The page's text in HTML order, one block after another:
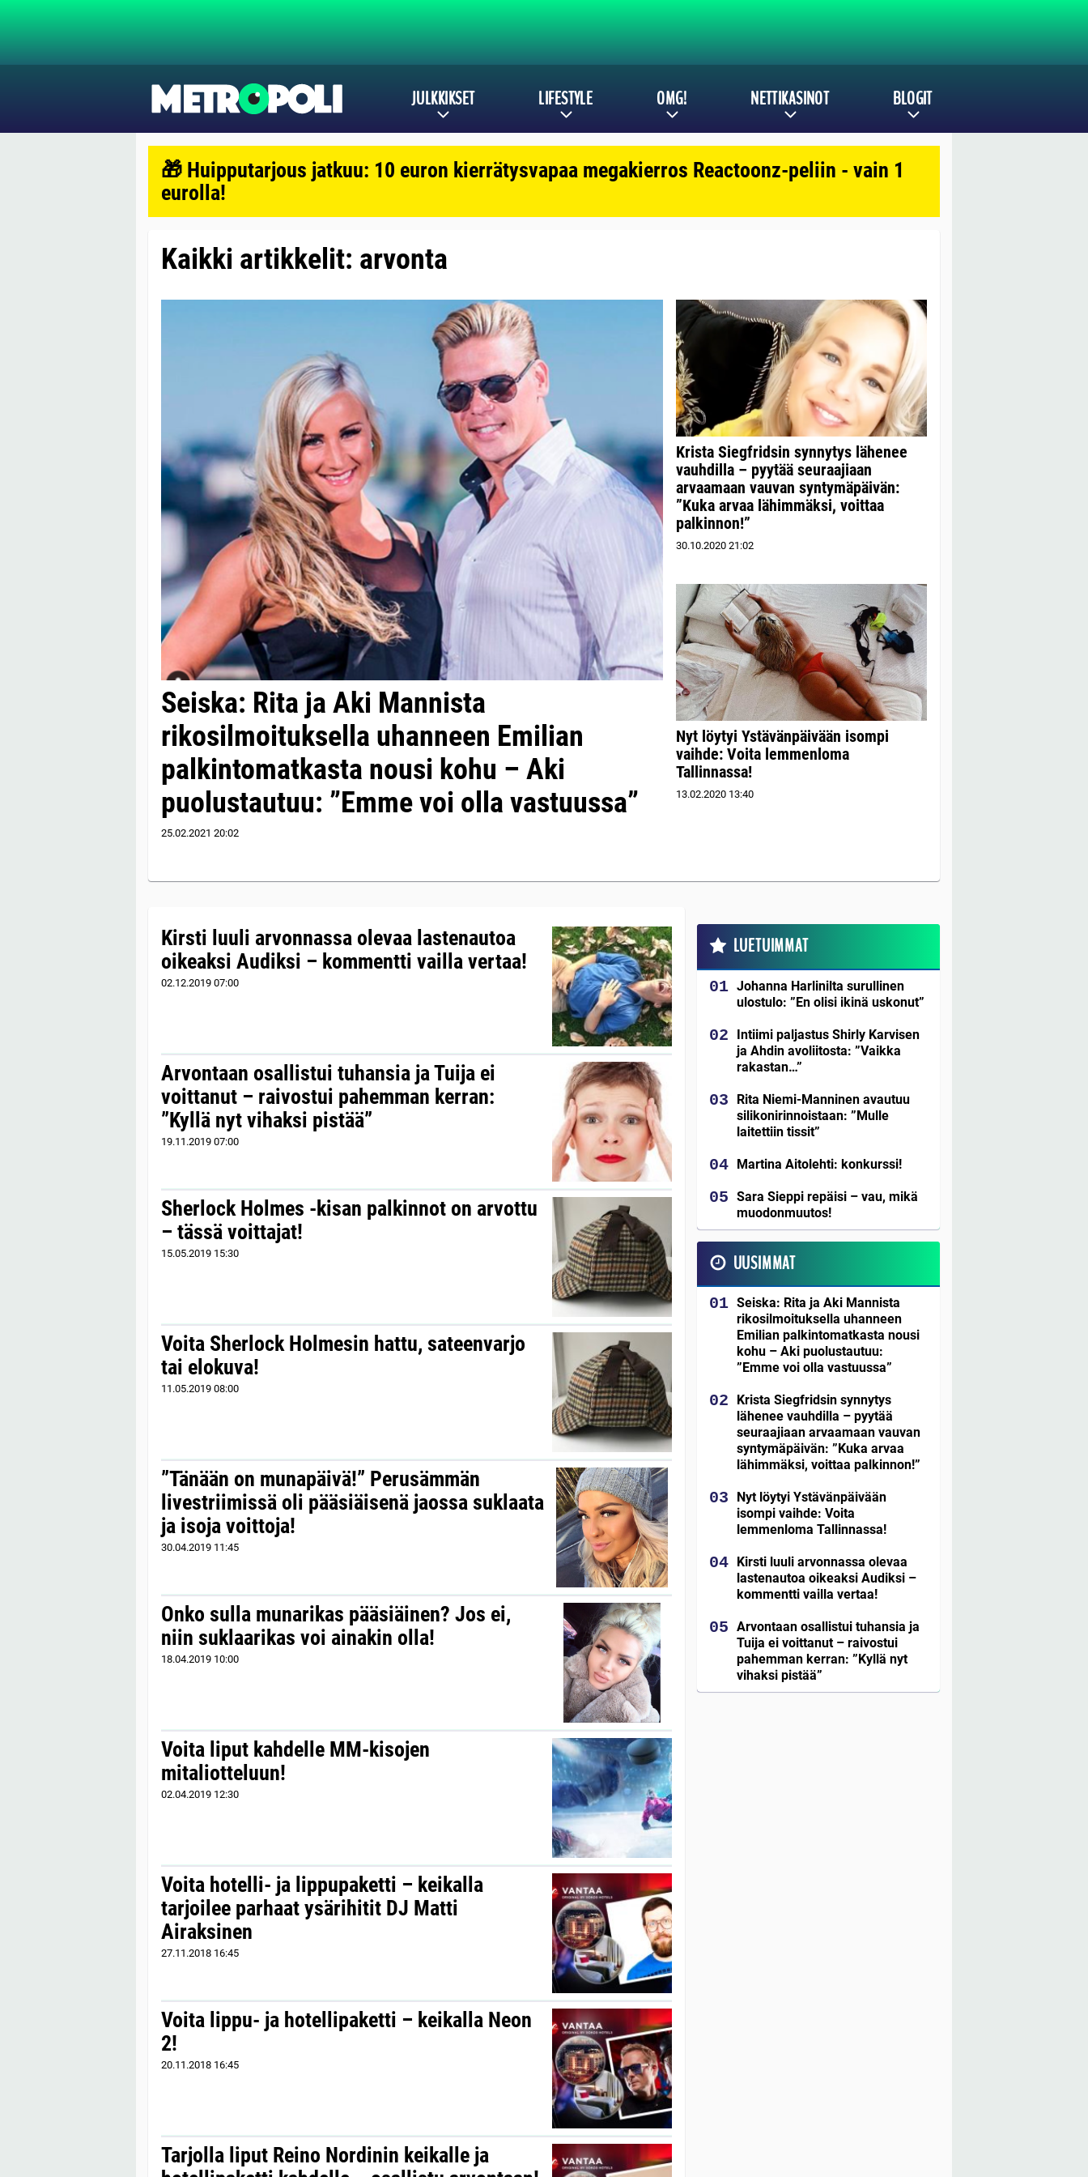
JULKKIKSET LIFESTYLE OMG! NETTIKASINOT BLOGIT
🎁 Huipputarjous jatkuu: 10 euron kierrätysvapaa megakierros Reactoonz-peliin - vain 1
eurolla!
Kaikki artikkelit: arvonta
Seiska: Rita ja Aki Mannista
rikosilmoituksella uhanneen Emilian
palkintomatkasta nousi kohu – Aki
puolustautuu: ”Emme voi olla vastuussa”
25.02.2021 20:02
Krista Siegfridsin synnytys lähenee
vauhdilla – pyytää seuraajiaan
arvaamaan vauvan syntymäpäivän:
”Kuka arvaa lähimmäksi, voittaa
palkinnon!”
30.10.2020 21:02
Nyt löytyi Ystävänpäivään isompi
vaihde: Voita lemmenloma
Tallinnassa!
13.02.2020 13:40
Kirsti luuli arvonnassa olevaa lastenautoa
oikeaksi Audiksi – kommentti vailla vertaa!
02.12.2019 07:00
Arvontaan osallistui tuhansia ja Tuija ei
voittanut – raivostui pahemman kerran:
”Kyllä nyt vihaksi pistää”
19.11.2019 07:00
Sherlock Holmes -kisan palkinnot on arvottu
– tässä voittajat!
15.05.2019 15:30
Voita Sherlock Holmesin hattu, sateenvarjo
tai elokuva!
11.05.2019 08:00
”Tänään on munapäivä!” Perusämmän
livestriimissä oli pääsiäisenä jaossa suklaata
ja isoja voittoja!
30.04.2019 11:45
Onko sulla munarikas pääsiäinen? Jos ei,
niin suklaarikas voi ainakin olla!
18.04.2019 10:00
Voita liput kahdelle MM-kisojen
mitaliotteluun!
02.04.2019 12:30
Voita hotelli- ja lippupaketti – keikalla
tarjoilee parhaat ysärihitit DJ Matti
Airaksinen
27.11.2018 16:45
Voita lippu- ja hotellipaketti – keikalla Neon
2!
20.11.2018 16:45
Tarjolla liput Reino Nordinin keikalle ja
LUETUIMMAT
Johanna Harlinilta surullinen
ulostulo: ”En olisi ikinä uskonut”
Intiimi paljastus Shirly Karvisen
ja Ahdin avoliitosta: ”Vaikka
rakastan…”
Rita Niemi-Manninen avautuu
silikonirinnoistaan: ”Mulle
laitettiin tissit”
Martina Aitolehti: konkurssi!
Sara Sieppi repäisi – vau, mikä
muodonmuutos!
UUSIMMAT
Seiska: Rita ja Aki Mannista
rikosilmoituksella uhanneen
Emilian palkintomatkasta nousi
kohu – Aki puolustautuu:
”Emme voi olla vastuussa”
Krista Siegfridsin synnytys
lähenee vauhdilla – pyytää
seuraajiaan arvaamaan vauvan
syntymäpäivän: ”Kuka arvaa
lähimmäksi, voittaa palkinnon!”
Nyt löytyi Ystävänpäivään
isompi vaihde: Voita
lemmenloma Tallinnassa!
Kirsti luuli arvonnassa olevaa
lastenautoa oikeaksi Audiksi –
kommentti vailla vertaa!
Arvontaan osallistui tuhansia ja
Tuija ei voittanut – raivostui
pahemman kerran: ”Kyllä nyt
vihaksi pistää”